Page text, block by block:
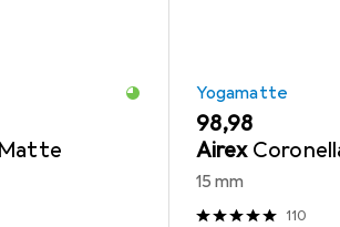
Yogamatte
EUR
98,98
Airex
15 mm
110